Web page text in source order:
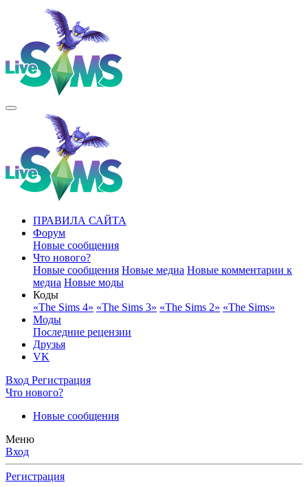
ПРАВИЛА САЙТА
Форум
Новые сообщения
Что нового?
Новые сообщения Новые медиа Новые комментарии к
медиа Новые моды
Коды
«The Sims 4» «The Sims 3» «The Sims 2» «The Sims»
Моды
Последние рецензии
Друзья
VK
Вход Регистрация
Что нового?
Новые сообщения
Меню
Вход
Регистрация